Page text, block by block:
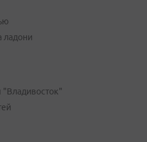
ладони
"Владивосток"